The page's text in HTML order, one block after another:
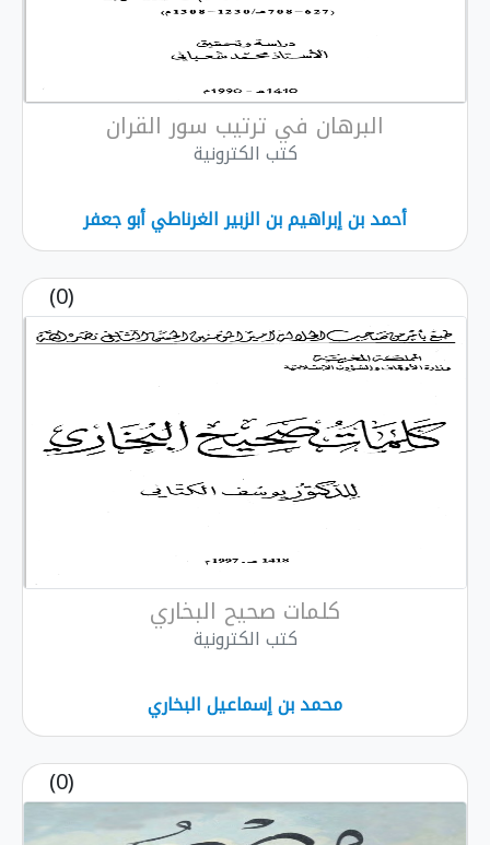
البرهان في ترتيب سور القران
كتب الكترونية
أحمد بن إبراهيم بن الزبير الغرناطي أبو جعفر
(0)
كلمات صحيح البخاري
كتب الكترونية
محمد بن إسماعيل البخاري
(0)